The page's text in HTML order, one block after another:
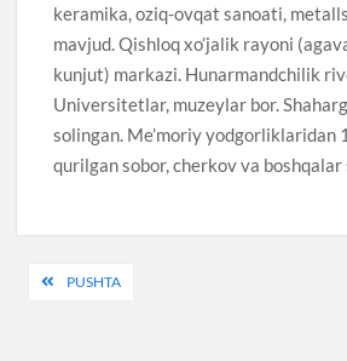
keramika, oziq-ovqat sanoati,
mavjud. Qishloq xo’jalik rayoni
kunjut) markazi. Hunarmandchilik
Universitetlar, muzeylar bor.
solingan. Me’moriy yodgorliklaridan
qurilgan sobor, cherkov va boshqalar
PostPUSHTA